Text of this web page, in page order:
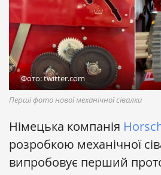
Фото: twitter.com
Перші фото нової механічної сівалки
Німецька компанія
розробкою механічної
випробовує перший